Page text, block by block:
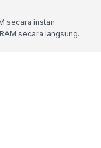
secara instan
secara langsung.